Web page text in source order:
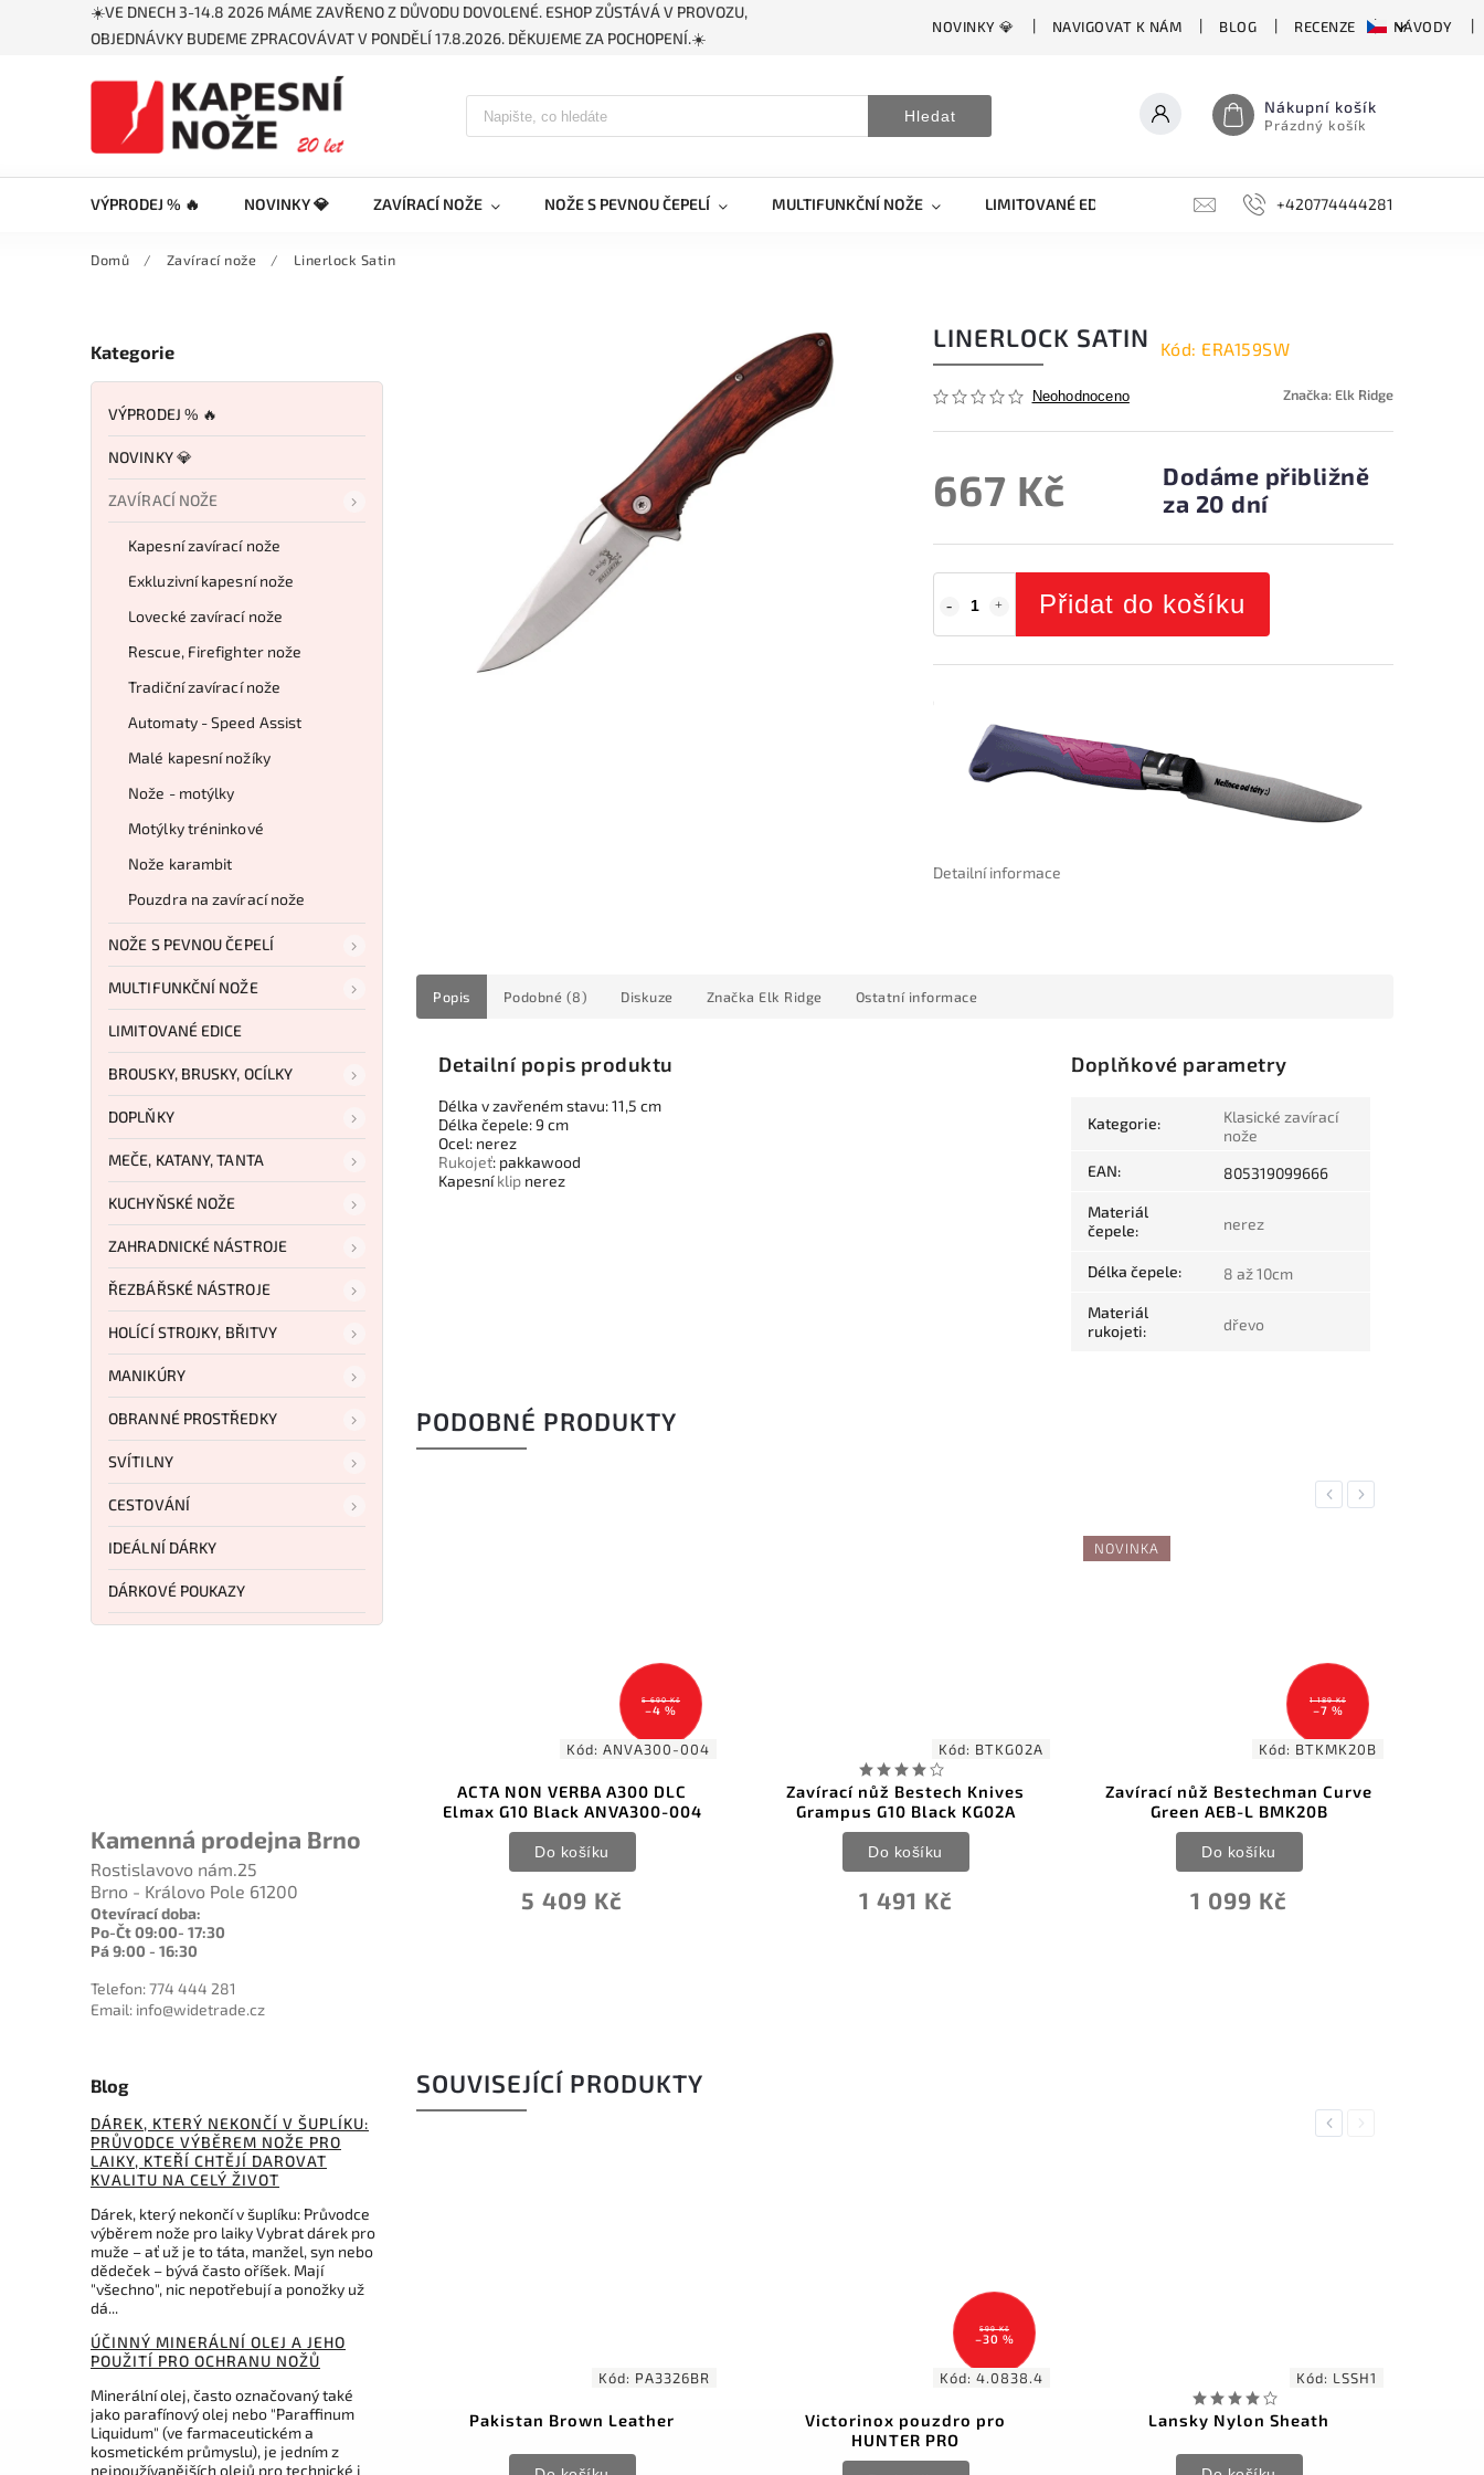
☀️VE DNECH 3-14.8 2026 MÁME ZAVŘENO Z DŮVODU DOVOLENÉ. ESHOP ZŮSTÁVÁ V PROVOZU,
OBJEDNÁVKY BUDEME ZPRACOVÁVAT V PONDĚLÍ 17.8.2026. DĚKUJEME ZA POCHOPENÍ.☀️
NOVINKY 💎 NAVIGOVAT K NÁM BLOG RECENZE NÁVODY
Hledat Nákupní košík
Prázdný košík
VÝPRODEJ % 🔥 NOVINKY 💎 ZAVÍRACÍ NOŽE NOŽE S PEVNOU ČEPELÍ MULTIFUNKČNÍ NOŽE LIMITOVANÉ EDICE BROUSKY, BRUSKY, OCÍLKY
+420774444281
Domů / Zavírací nože / Linerlock Satin
Kategorie
VÝPRODEJ % 🔥
NOVINKY 💎
ZAVÍRACÍ NOŽE
Kapesní zavírací nože
Exkluzivní kapesní nože
Lovecké zavírací nože
Rescue, Firefighter nože
Tradiční zavírací nože
Automaty - Speed Assist
Malé kapesní nožíky
Nože - motýlky
Motýlky tréninkové
Nože karambit
Pouzdra na zavírací nože
NOŽE S PEVNOU ČEPELÍ
MULTIFUNKČNÍ NOŽE
LIMITOVANÉ EDICE
BROUSKY, BRUSKY, OCÍLKY
DOPLŇKY
MEČE, KATANY, TANTA
KUCHYŇSKÉ NOŽE
ZAHRADNICKÉ NÁSTROJE
ŘEZBÁŘSKÉ NÁSTROJE
HOLÍCÍ STROJKY, BŘITVY
MANIKÚRY
OBRANNÉ PROSTŘEDKY
SVÍTILNY
CESTOVÁNÍ
IDEÁLNÍ DÁRKY
DÁRKOVÉ POUKAZY
Kamenná prodejna Brno
Rostislavovo nám.25
Brno - Královo Pole 61200
Otevírací doba:
Po-Čt 09:00- 17:30
Pá 9:00 - 16:30
Telefon: 774 444 281
Email: info@widetrade.cz
Blog
DÁREK, KTERÝ NEKONČÍ V ŠUPLÍKU:
PRŮVODCE VÝBĚREM NOŽE PRO
LAIKY, KTEŘÍ CHTĚJÍ DAROVAT
KVALITU NA CELÝ ŽIVOT
Dárek, který nekončí v šuplíku: Průvodce
výběrem nože pro laiky Vybrat dárek pro
muže – ať už je to táta, manžel, syn nebo
dědeček – bývá často oříšek. Mají
"všechno", nic nepotřebují a ponožky už
dá...
ÚČINNÝ MINERÁLNÍ OLEJ A JEHO
POUŽITÍ PRO OCHRANU NOŽŮ
Minerální olej, často označovaný také
jako parafínový olej nebo "Paraffinum
Liquidum" (ve farmaceutickém a
kosmetickém průmyslu), je jedním z
nejpoužívanějších olejů pro technické i
LINERLOCK SATIN Kód: ERA159SW
Neohodnoceno Značka: Elk Ridge
667 Kč
Dodáme přibližně
za 20 dní
Přidat do košíku
Detailní informace
Popis Podobné (8) Diskuze Značka Elk Ridge Ostatní informace
Detailní popis produktu
Délka v zavřeném stavu: 11,5 cm
Délka čepele: 9 cm
Ocel: nerez
Rukojeť: pakkawood
Kapesníklip nerez
Doplňkové parametry
Kategorie:
Klasické zavírací
nože
EAN: 805319099666
Materiál
čepele: nerez
Délka čepele: 8 až 10cm
Materiál
rukojeti: dřevo
PODOBNÉ PRODUKTY
Previous
1 597 Kč
Do košíku
5 690 Kč
–4 %
Kód: ANVA300-004
ACTA NON VERBA A300 DLC
Elmax G10 Black ANVA300-004
5 409 Kč
Do košíku
Kód: BTKG02A
Zavírací nůž Bestech Knives
Grampus G10 Black KG02A
1 491 Kč
Do košíku
NOVINKA
1 189 Kč
–7 %
Kód: BTKMK20B
Zavírací nůž Bestechman Curve
Green AEB-L BMK20B
1 099 Kč
Do košíku
Next
SOUVISEJÍCÍ PRODUKTY
Previous
–8 %
Vosteed Knife Pouch Green
X0134
Kód: PA3326BR
Pakistan Brown Leather
599 Kč
–30 %
Kód: 4.0838.4
Victorinox pouzdro pro
HUNTER PRO
Kód: LSSH1
Lansky Nylon Sheath
Next